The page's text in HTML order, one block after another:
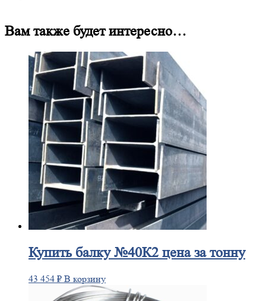
Вам также будет интересно…
Купитьбалку №40К2 цена за тонну
43 454 ₽ В корзину